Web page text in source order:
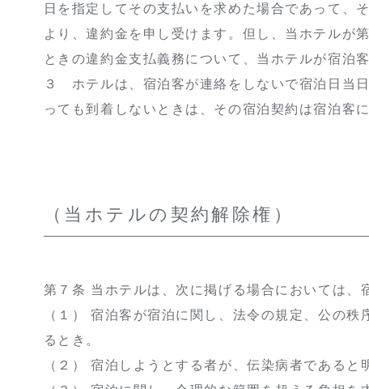
日を指定してその支払いを求めた場合であって、
より、違約金を申し受けます。但し、当ホテルが
ときの違約金支払義務について、当ホテルが宿泊
３ ホテルは、宿泊客が連絡をしないで宿泊日当
っても到着しないときは、その宿泊契約は宿泊客
（当ホテルの契約解除権）
第７条 当ホテルは、次に掲げる場合においては、
（１） 宿泊客が宿泊に関し、法令の規定、公の
るとき。
（２） 宿泊しようとする者が、伝染病者であると